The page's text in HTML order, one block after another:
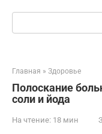
Поиск:
Главная » Здоровье
Полоскание
соли и йода
На чтение: 18 мин